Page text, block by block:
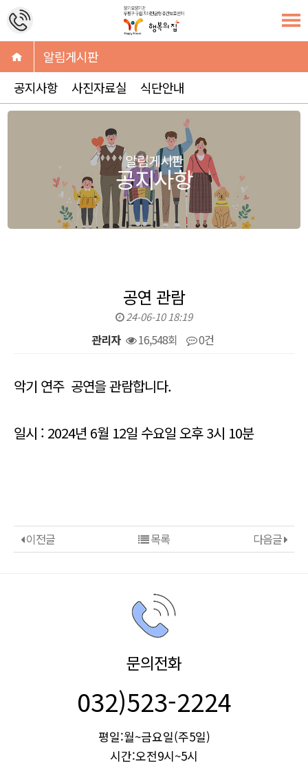
알림게시판
공지사항
사진자료실 식단안내
알림게시판
공지사항
공연 관람
24-06-10 18:19
관리자 16,548회 0건
악기 연주 공연을 관람합니다.
일시 : 2024년 6월 12일 수요일 오후 3시 10분
이전글 다음글
목록
문의전화
032)523-2224
평일:월~금요일(주5일)
시간:오전9시~5시